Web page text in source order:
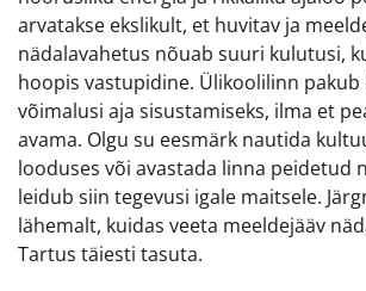
arvatakse ekslikult, et huvitav ja
nädalavahetus nõuab suuri kulutusi,
hoopis vastupidine. Ülikoolilinn
võimalusi aja sisustamiseks, ilma et
avama. Olgu su eesmärk nautida
looduses või avastada linna peidetud
leidub siin tegevusi igale maitsele.
lähemalt, kuidas veeta meeldejääv
Tartus täiesti tasuta.